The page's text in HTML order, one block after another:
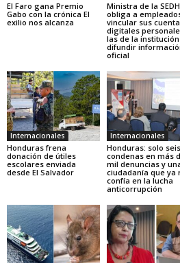
El Faro gana Premio
Gabo con la crónica El
exilio nos alcanza
Ministra de la SEDH
obliga a
vincular sus
digitales
las de la
difundir
oficial
Internacionales
Honduras frena
donación de útiles
escolares enviada
desde El Salvador
Internacionales
Honduras: solo seis
condenas en más
mil denuncias y
ciudadanía que ya
confía en la lucha
anticorrupción